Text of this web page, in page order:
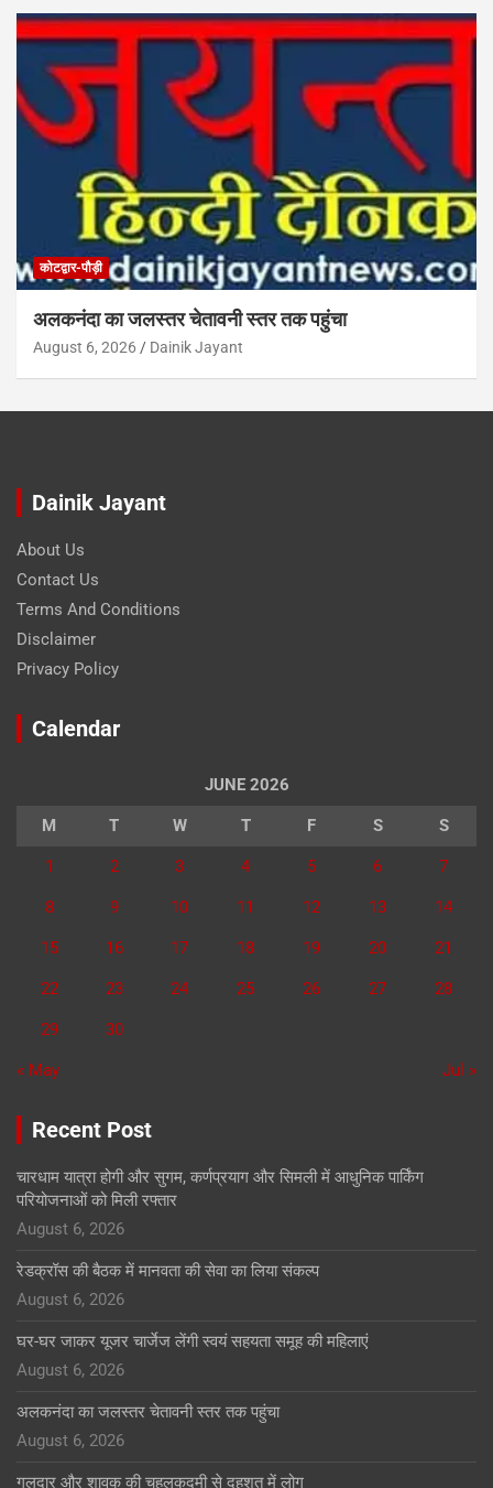
कोटद्वार-पौड़ी
अलकनंदा का जलस्तर चेतावनी स्तर तक पहुंचा
August 6, 2026 Dainik Jayant
Dainik Jayant
About Us
Contact Us
Terms And Conditions
Disclaimer
Privacy Policy
Calendar
JUNE 2026
M T W T F S S
1 2 3 4 5 6 7
8 9 10 11 12 13 14
15 16 17 18 19 20 21
22 23 24 25 26 27 28
29 30
« May Jul »
Recent Post
चारधाम यात्रा होगी और सुगम, कर्णप्रयाग और सिमली में आधुनिक पार्किंग
परियोजनाओं को मिली रफ्तार
August 6, 2026
रेडक्रॉस की बैठक में मानवता की सेवा का लिया संकल्प
August 6, 2026
घर-घर जाकर यूजर चार्जेज लेंगी स्वयं सहयता समूह की महिलाएं
August 6, 2026
अलकनंदा का जलस्तर चेतावनी स्तर तक पहुंचा
August 6, 2026
गुलदार और शावक की चहलकदमी से दहशत में लोग